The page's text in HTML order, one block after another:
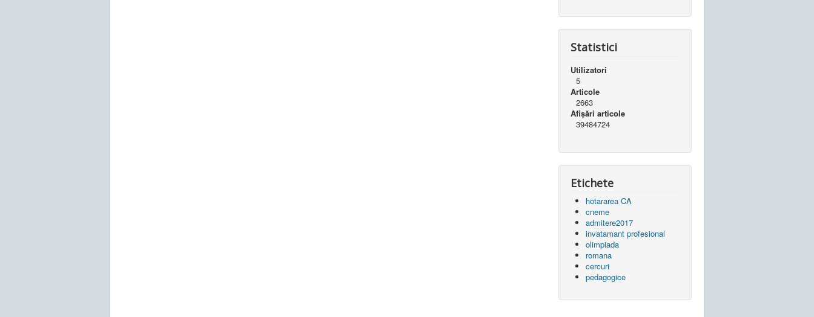
Statistici
Utilizatori
5
Articole
2663
Afișări articole
39484724
Etichete
hotararea CA
cneme
admitere2017
invatamant profesional
olimpiada
romana
cercuri
pedagogice